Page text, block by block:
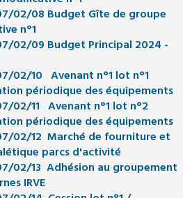
02/08 Budget Gîte de groupe
n°1
02/09 Budget Principal 2024 -
02/10 Avenant n°1 lot n°1
périodique des équipements
02/11 Avenant n°1 lot n°2
périodique des équipements
02/12 Marché de fourniture et
parcs d'activité
02/13 Adhésion au groupement
IRVE